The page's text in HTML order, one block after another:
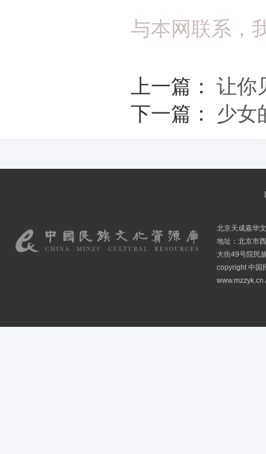
与本网联系，
上一篇： 让你
下一篇： 少女
北京天成嘉华
地址：北京市
大街49号院民
copyright 中国